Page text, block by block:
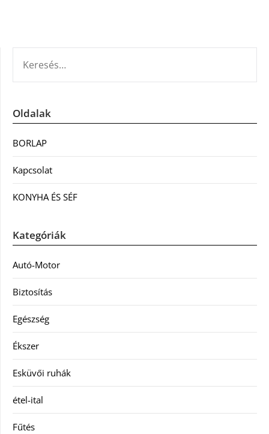
Oldalak
BORLAP
Kapcsolat
KONYHA ÉS SÉF
Kategóriák
Autó-Motor
Biztosítás
Egészség
Ékszer
Esküvői ruhák
étel-ital
Fűtés